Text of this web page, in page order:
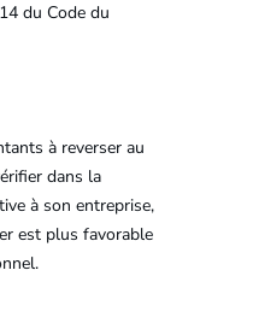
du Code du
à reverser au
dans la
à son entreprise,
est plus favorable